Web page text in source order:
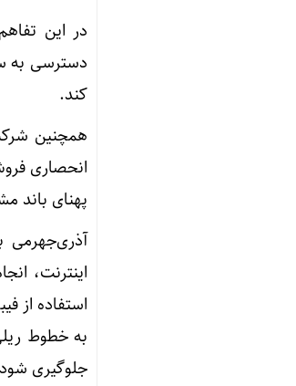
دسترسی به
کند.
همچنین
انحصاری
پهنای باند
آذری‌جهرمی
استفاده از
به خطوط
جلوگیری